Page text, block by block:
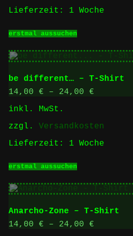
Lieferzeit: 1 Woche
erstmal aussuchenProdukt
mehrere
Varianten
Die
Optionen
Produktseite
werden
be different… – T-Shirt
14,00 € – 24,00 €
inkl. MwSt.
zzgl. Versandkosten
Lieferzeit: 1 Woche
erstmal aussuchenProdukt
mehrere
Varianten
auf.
Die
Optionen
Anarcho-Zone – T-Shirt
14,00 € – 24,00 €